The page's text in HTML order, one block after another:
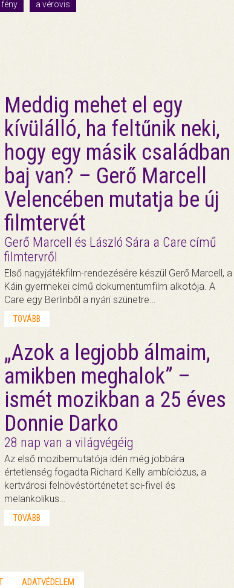
a vérovis
Meddig mehet el egy
kívülálló, ha feltűnik neki,
hogy egy másik családban
baj van? – Gerő Marcell
Velencében mutatja be új
filmtervét
Gerő Marcell és László Sára a Care című
filmtervről
Első nagyjátékfilm-rendezésére készül Gerő Marcell, a
Káin gyermekei című dokumentumfilm alkotója. A
Care egy Berlinből a nyári szünetre…
TOVÁBB
„Azok a legjobb álmaim,
amikben meghalok” –
ismét mozikban a 25 éves
Donnie Darko
28 nap van a világvégéig
Az első mozibemutatója idén még jobbára
értetlenség fogadta Richard Kelly ambíciózus, a
kertvárosi felnövéstörténetet sci-fivel és
melankolikus…
TOVÁBB
ADATVÉDELEM